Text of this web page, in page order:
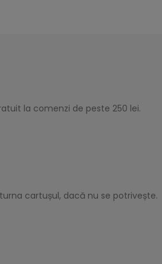
la comenzi de peste 250 lei.
cartușul, dacă nu se potrivește.